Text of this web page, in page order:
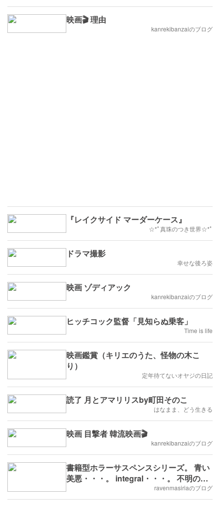
映画🎬 理由
kanrekibanzaiのブログ
『レイクサイド マーダーケース』
☆*ﾟ真珠のつき世界☆*ﾟ
ドラマ撮影
幸せな後ろ姿
映画 ゾディアック
kanrekibanzaiのブログ
ヒッチコック監督「見知らぬ乗客」
Time is life
映画鑑賞（キリエのうた、怪物の木こ
り）
定年待てないオヤジの日記
読了 月とアマリリスby町田そのこ
はなまま、どう生きる
映画 目撃者 韓流映画🎬
kanrekibanzaiのブログ
書籍型ホラーサスペンスシリーズ。 青い
美悪・・・。 integral・・・。 不明の殺
ravenmasiriaのブログ